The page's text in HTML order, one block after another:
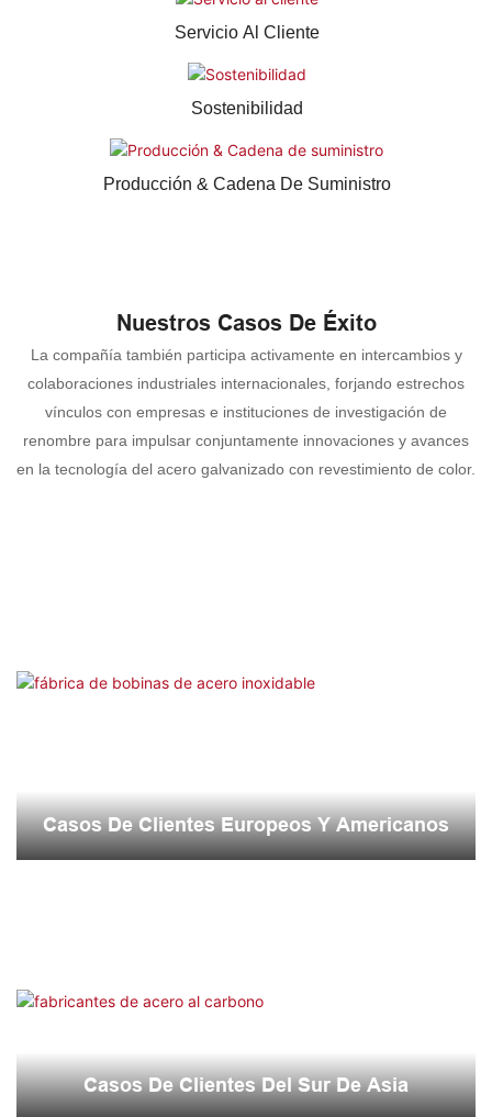
Servicio Al Cliente
Sostenibilidad
Producción & Cadena De Suministro
Nuestros Casos De Éxito
La compañía también participa activamente en intercambios y
colaboraciones industriales internacionales, forjando estrechos
vínculos con empresas e instituciones de investigación de
renombre para impulsar conjuntamente innovaciones y avances
en la tecnología del acero galvanizado con revestimiento de color.
Casos De Clientes Europeos Y Americanos
Casos De Clientes Del Sur De Asia